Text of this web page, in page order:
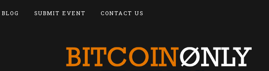
BLOG SUBMIT EVENT CONTACT US